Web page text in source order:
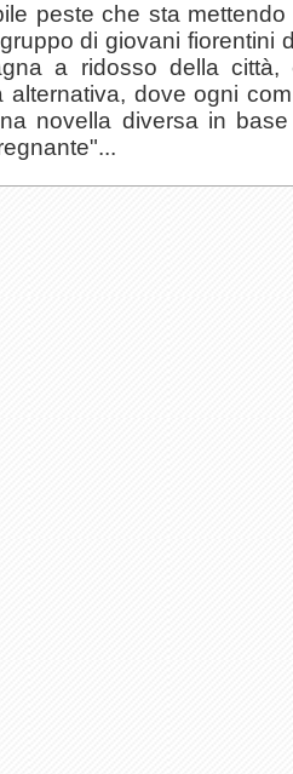
peste che sta
di giovani fiorentini
a ridosso della città,
alternativa, dove ogni
novella diversa in